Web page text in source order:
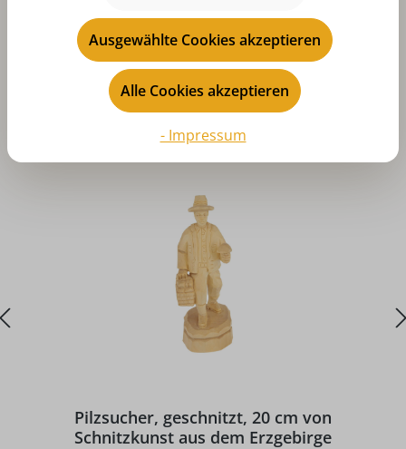
Produktgalerie überspringen
Das könnte Ihnen auch gefallen
Pilzsucher, geschnitzt, 20 cm von
Schnitzkunst aus dem Erzgebirge
Ausgewählte Cookies akzeptieren
Alle Cookies akzeptieren
- Impressum